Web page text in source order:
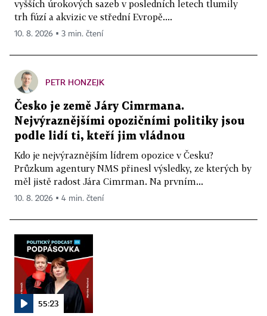
vyšších úrokových sazeb v posledních letech tlumily
trh fúzí a akvizic ve střední Evropě....
10. 8. 2026 ▪ 3 min. čtení
PETR HONZEJK
Česko je země Járy Cimrmana.
Nejvýraznějšími opozičními politiky jsou
podle lidí ti, kteří jim vládnou
Kdo je nejvýraznějším lídrem opozice v Česku?
Průzkum agentury NMS přinesl výsledky, ze kterých by
měl jistě radost Jára Cimrman. Na prvním...
10. 8. 2026 ▪ 4 min. čtení
55:23